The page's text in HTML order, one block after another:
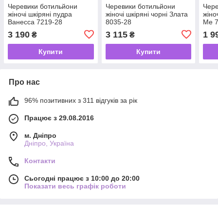
Черевики ботильйони
жіночі шкіряні пудра
Ванесса 7219-28
3 190 ₴
Купити
Черевики ботильйони
жіночі шкіряні чорні Злата
8035-28
3 115₴
Купити
Me
1
Про нас
96% позитивних з 311 відгуків за рік
Працює з 29.08.2016
м. Дніпро
Дніпро, Україна
Контакти
Сьогодні працює з 10:00 до 20:00
Показати весь графік роботи